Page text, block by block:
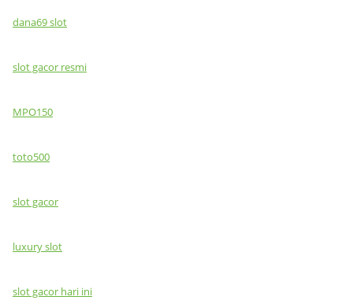
dana69 slot
slot gacor resmi
MPO150
toto500
slot gacor
luxury slot
slot gacor hari ini